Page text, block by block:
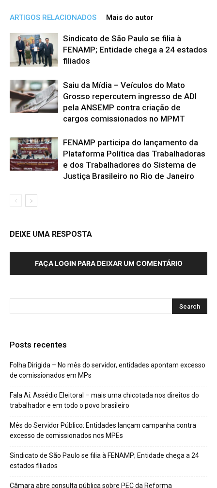
ARTIGOS RELACIONADOS Mais do autor
Sindicato de São Paulo se filia à
FENAMP; Entidade chega a 24 estados
filiados
Saiu da Mídia – Veículos do Mato
Grosso repercutem ingresso de ADI
pela ANSEMP contra criação de
cargos comissionados no MPMT
FENAMP participa do lançamento da
Plataforma Política das Trabalhadoras
e dos Trabalhadores do Sistema de
Justiça Brasileiro no Rio de Janeiro
DEIXE UMA RESPOSTA
FAÇA LOGIN PARA DEIXAR UM COMENTÁRIO
Posts recentes
Folha Dirigida – No mês do servidor, entidades apontam excesso
de comissionados em MPs
Fala Aí: Assédio Eleitoral – mais uma chicotada nos direitos do
trabalhador e em todo o povo brasileiro
Mês do Servidor Público: Entidades lançam campanha contra
excesso de comissionados nos MPEs
Sindicato de São Paulo se filia à FENAMP; Entidade chega a 24
estados filiados
Câmara abre consulta pública sobre PEC da Reforma